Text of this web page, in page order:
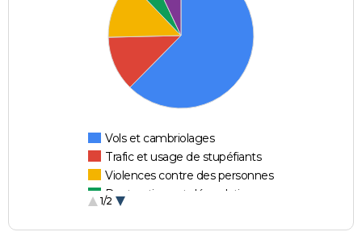
Vols et cambriolages
Trafic et usage de stupéfiants
Violences contre des personnes
Destructions et dégradations
1/2